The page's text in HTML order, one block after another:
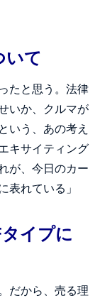
いて
たと思う。法律
いか、クルマが
いう、あの考え
キサイティング
が、今日のカー
表れている」
イプに
だから、売る理